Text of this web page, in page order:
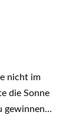
nicht im
die Sonne
gewinnen…